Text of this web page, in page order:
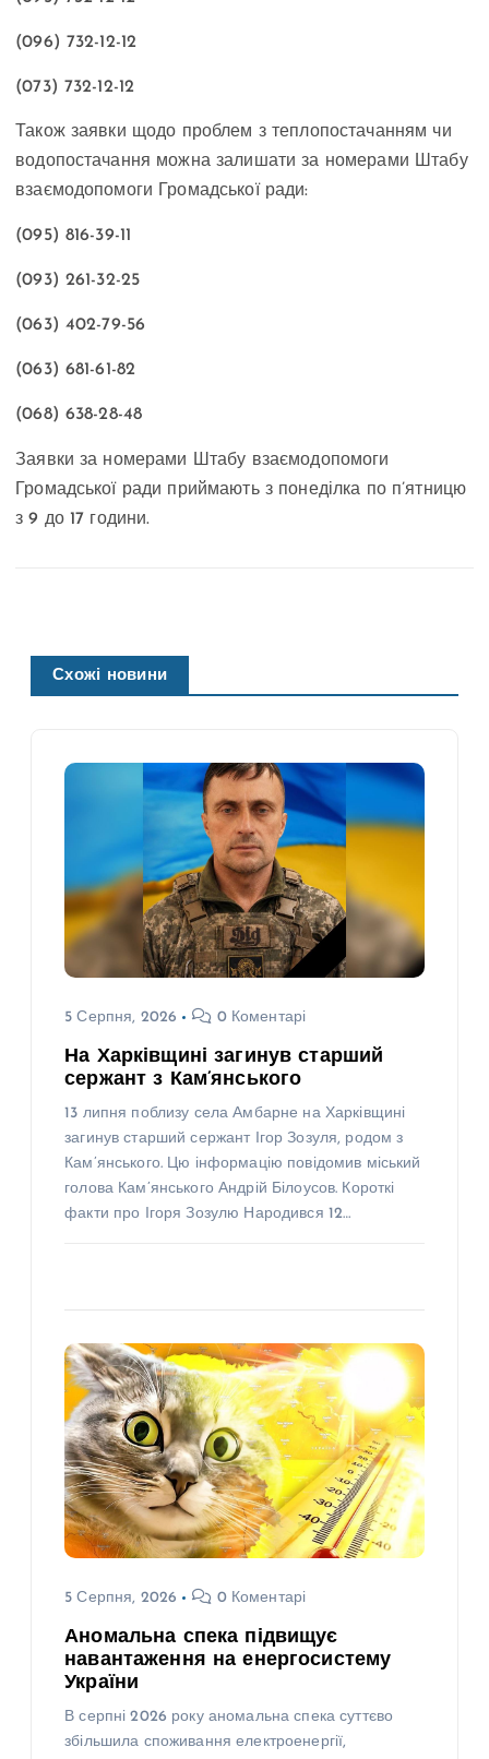
(096) 732-12-12
(073) 732-12-12
Також заявки щодо проблем з теплопостачанням чи
водопостачання можна залишати за номерами Штабу
взаємодопомоги Громадської ради:
(095) 816-39-11
(093) 261-32-25
(063) 402-79-56
(063) 681-61-82
(068) 638-28-48
Заявки за номерами Штабу взаємодопомоги
Громадської ради приймають з понеділка по п’ятницю
з 9 до 17 години.
Схожі новини
5 Серпня, 2026 0 Коментарі
На Харківщині загинув старший
сержант з Кам’янського
13 липня поблизу села Амбарне на Харківщині
загинув старший сержант Ігор Зозуля, родом з
Кам’янського. Цю інформацію повідомив міський
голова Кам’янського Андрій Білоусов. Короткі
факти про Ігоря Зозулю Народився 12…
5 Серпня, 2026 0 Коментарі
Аномальна спека підвищує
навантаження на енергосистему
України
В серпні 2026 року аномальна спека суттєво
збільшила споживання електроенергії,